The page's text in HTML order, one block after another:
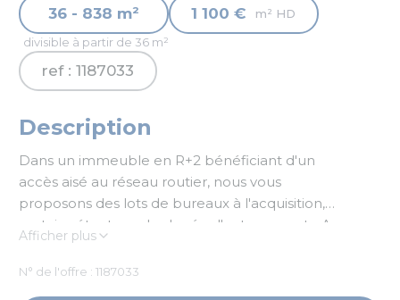
36 - 838 m²
divisible à partir de 36 m²
1 100 € m² HD
ref : 1187033
Description
Dans un immeuble en R+2 bénéficiant d'un
accès aisé au réseau routier, nous vous
proposons des lots de bureaux à l'acquisition,
certains étant vendus loués, d'autre vacants. Au
sein d'un programme clos offrant de nombreux
parkings extérieurs
Afficher plus
N° de l'offre : 1187033